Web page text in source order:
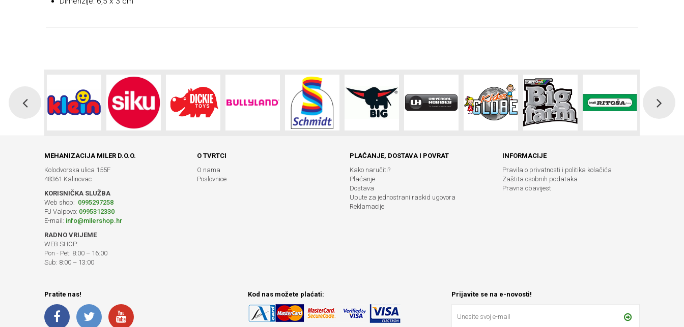
MEHANIZACIJA MILER D.O.O.
Kolodvorska ulica 155F
48361 Kalinovac
KORISNIČKA SLUŽBA
Web shop: 0995297258
PJ Valpovo: 0995312330
E-mail: info@milershop.hr
RADNO VRIJEME
WEB SHOP:
Pon - Pet: 8:00 – 16:00
Sub: 8:00 – 13:00
O TVRTCI
O nama
Poslovnice
PLAĆANJE, DOSTAVA I POVRAT
Kako naručiti?
Plaćanje
Dostava
Upute za jednostrani raskid ugovora
Reklamacije
INFORMACIJE
Pravila o privatnosti i politika kolačića
Zaštita osobnih podataka
Pravna obavijest
Pratite nas! Kod nas možete plaćati: Prijavite se na e-novosti!